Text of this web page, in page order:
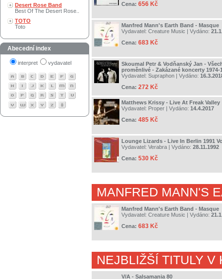
Desert Rose Band
Best Of The Desert Rose..
TOTO
Toto
Abecední index
interpret vydavatel
Cena: 656 Kč
Manfred Mann's Earth Band - Masque
Vydavatel: Creature Music | Vydáno:
Cena: 683 Kč
Skoumal Petr & Vodňanský Jan -
proměnlivé - Zakázané koncerty 1974-
Vydavatel: Supraphon | Vydáno:
Cena: 272 Kč
Matthews Krissy - Live At Freak Valley
Vydavatel: Proper | Vydáno: 14.4.2017
Cena: 485 Kč
Lounge Lizards - Live In Berlin 1991
Vydavatel: Verabra | Vydáno: 28.11.1992
Cena: 530 Kč
MANFRED MANN'S
Manfred Mann's Earth Band - Masque
Vydavatel: Creature Music | Vydáno:
Cena: 683 Kč
NEJBLIŽŠÍ TITULY V
V/A - Salsamania 80